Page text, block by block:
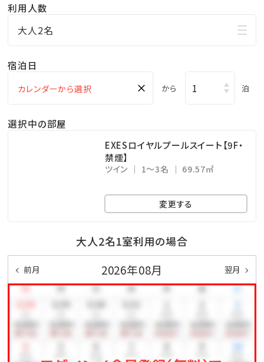
・フィットネスジムご利用無料 ⇒ 5：00～22：00（最終受
付 21：30）
・ガーデンプールご利用無料 ⇒ 6・10月 9：00～18：
00／7～9月 9：00～22：00(ナイトプール実施期間）
になる場合がございます。
・エステサロン「CREER DU SPA」 ⇒ 10：00～
21：00（最終受付20：00）※年中無休
・KBCショップ ⇒ 7：00～22：00
※全室禁煙ルームでございます。
※ツインのお部屋が基本となる為、3名様のお申し込み
の場合、ハウザーベッドを1台ご用意致します。予めご了
承くださいませ。
※レストラン「天」のディナーをご希望の場合は、前日ま
利用人数
大人2名
宿泊日
× から 泊
選択中の部屋
EXESロイヤルプールスイート【9F・
禁煙】
ツイン 1～3名 69.57㎡
変更する
大人2名1室利用の場合
前月 2026年08月 翌月